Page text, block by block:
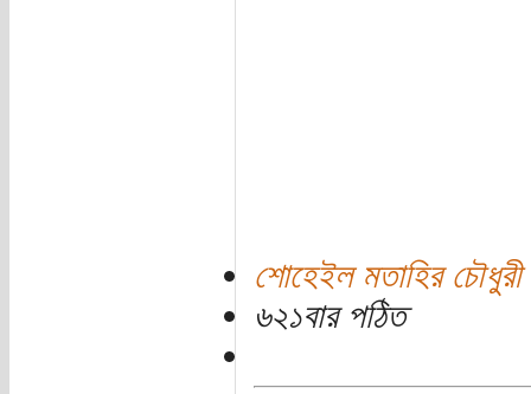
শোহেইল মতাহির
৬২১বার পঠিত